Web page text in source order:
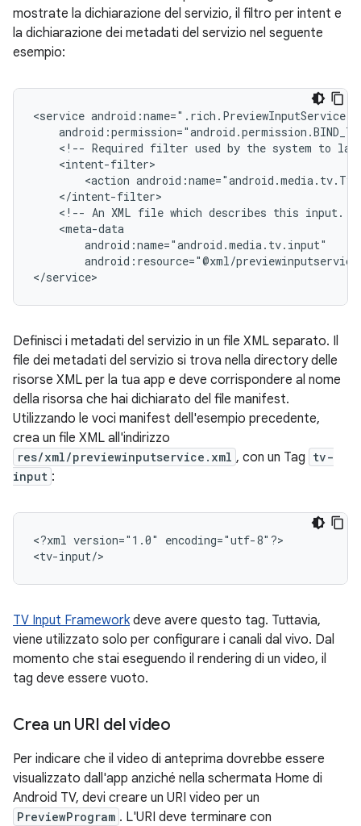
mostrate la dichiarazione del servizio, il filtro per intent e
la dichiarazione dei metadati del servizio nel seguente
esempio:
<service
<!-- Required filter used by the system to
<action
<!-- An XML file which describes this input.
android:resource="@xml/
</service>
Definisci i metadati del servizio in un file XML separato. Il
file dei metadati del servizio si trova nella directory delle
risorse XML per la tua app e deve corrispondere al nome
della risorsa che hai dichiarato del file manifest.
Utilizzando le voci manifest dell'esempio precedente,
crea un file XML all'indirizzo
res/xml/previewinputservice.xml , con un Tag tv-
input :
<?xml version="1.0"
encoding="utf-8"?>
TV Input Frameworkdeve avere questo tag. Tuttavia,
viene utilizzato solo per configurare i canali dal vivo. Dal
momento che stai eseguendo il rendering di un video, il
tag deve essere vuoto.
Crea un URI del video
Per indicare che il video di anteprima dovrebbe essere
visualizzato dall'app anziché nella schermata Home di
Android TV, devi creare un URI video per un
PreviewProgram . L'URI deve terminare con